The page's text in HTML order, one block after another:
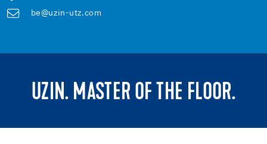
be@uzin-utz.com
UZIN. MASTER OF THE FLOOR.